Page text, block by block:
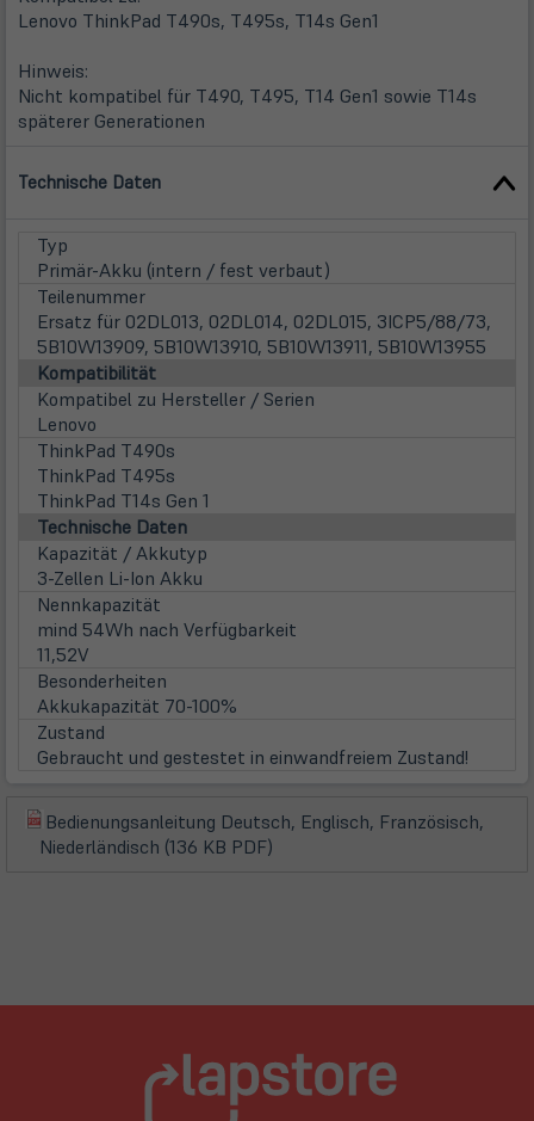
Lenovo ThinkPad T490s, T495s, T14s Gen1
Hinweis:
Nicht kompatibel für T490, T495, T14 Gen1 sowie T14s
späterer Generationen
Technische Daten
Typ
Primär-Akku (intern / fest verbaut)
Teilenummer
Ersatz für 02DL013, 02DL014, 02DL015, 3ICP5/88/73,
5B10W13909, 5B10W13910, 5B10W13911, 5B10W13955
Kompatibilität
Kompatibel zu Hersteller / Serien
Lenovo
ThinkPad T490s
ThinkPad T495s
ThinkPad T14s Gen 1
Technische Daten
Kapazität / Akkutyp
3-Zellen Li-Ion Akku
Nennkapazität
mind 54Wh nach Verfügbarkeit
11,52V
Besonderheiten
Akkukapazität 70-100%
Zustand
Gebraucht und gestestet in einwandfreiem Zustand!
(öffnet
Bedienungsanleitung Deutsch, Englisch, Französisch,
Niederländisch (136 KB PDF)